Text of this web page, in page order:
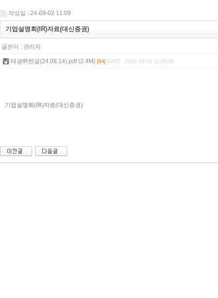
작성일 : 24-09-02 11:09
기업설명회(IR)자료(대신증권)
글쓴이 : 관리자
태광IR한글(24.08.14).pdf (2.4M) [84] DATE : 2024-09-02 11:09:39
기업설명회(IR)자료(대신증권)